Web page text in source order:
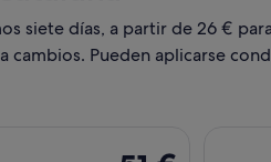
siete días, a partir de 26 €
Pueden aplicarse